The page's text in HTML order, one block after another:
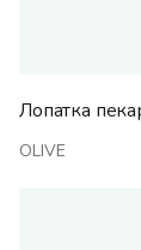
Лопатка
OLIVE